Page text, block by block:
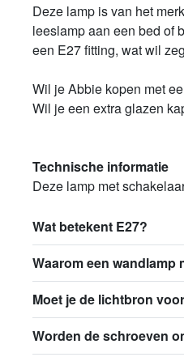
Deze lamp is van het
leeslamp aan een bed of
een E27 fitting, wat wil
Wil je Abbie kopen met
Wil je een extra glazen
Technische informatie
Deze lamp met
Wat betekent E27?
Waarom een
Moet je de lichtbron
Worden de schroeven